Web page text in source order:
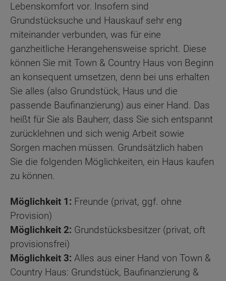
Lebenskomfort vor. Insofern sind
Grundstücksuche und Hauskauf sehr eng
miteinander verbunden, was für eine
ganzheitliche Herangehensweise spricht. Diese
können Sie mit Town & Country Haus von Beginn
an konsequent umsetzen, denn bei uns erhalten
Sie alles (also Grundstück, Haus und die
passende Baufinanzierung) aus einer Hand. Das
heißt für Sie als Bauherr, dass Sie sich entspannt
zurücklehnen und sich wenig Arbeit sowie
Sorgen machen müssen. Grundsätzlich haben
Sie die folgenden Möglichkeiten, ein Haus kaufen
zu können.
Möglichkeit 1: Freunde (privat, ggf. ohne
Provision)
Möglichkeit 2: Grundstücksbesitzer (privat, oft
provisionsfrei)
Möglichkeit 3: Alles aus einer Hand von Town &
Country Haus: Grundstück, Baufinanzierung &